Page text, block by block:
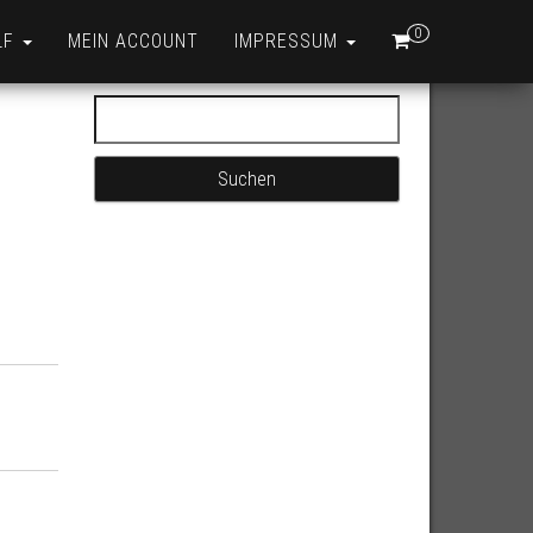
0
MEIN ACCOUNT IMPRESSUM